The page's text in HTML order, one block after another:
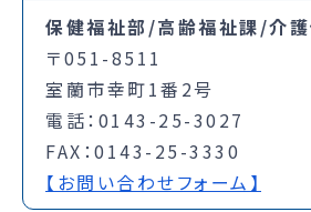
保健福祉部/高齢福祉課/介
〒051-8511
室蘭市幸町1番2号
電話：0143-25-3027
FAX：0143-25-3330
【お問い合わせフォーム】